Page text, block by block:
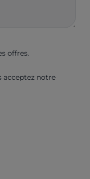
offres.
acceptez notre